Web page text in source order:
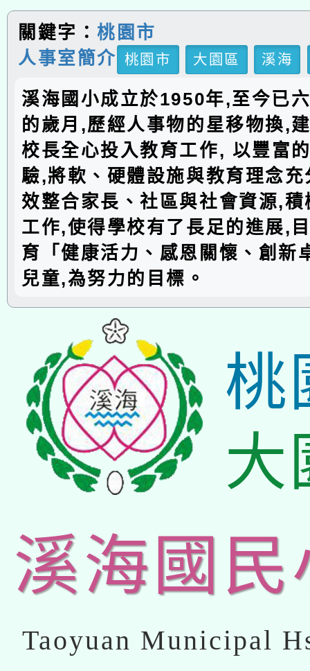
關鍵字：桃園市
人事室簡介 桃園市 大園區 溪海
溪海國小成立於1950年,至今已
的歲月,歷經人事物的星移物換,
校長全心投入教育工作, 以豐富
驗,將軟、硬體設施與教育理念
效整合家長、社區與社會資源,
工作,使得學校有了長足的進展,
育「健康活力、感恩關懷、創新
兒童,為努力的目標。
桃
大
溪海國民
Taoyuan Municipal